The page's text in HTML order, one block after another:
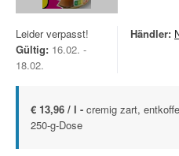
Leider verpasst!
Gültig: 16.02. -
18.02.
Händler:
€ 13,96 / l - cremig zart,
250-g-Dose